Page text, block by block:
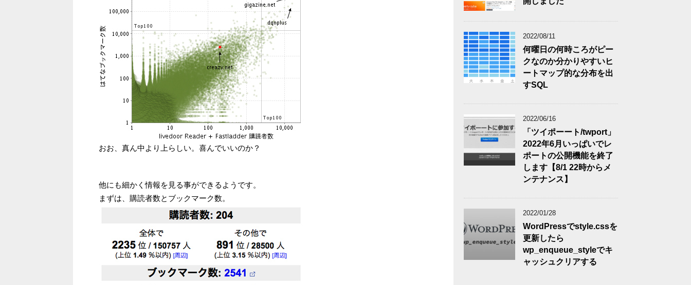
おお、真ん中より上らしい。喜んでいいのか？
他にも細かく情報を見る事ができるようです。
まずは、購読者数とブックマーク数。
2022/08/11
何曜日の何時ころがピー
クなのか分かりやすいヒ
ートマップ的な分布を出
すSQL
2022/06/16
「ツイポーート/twport」
2022年6月いっぱいでレ
ポートの公開機能を終了
します【8/1 22時からメ
ンテナンス】
2022/01/28
WordPressでstyle.cssを
更新したら
wp_enqueue_styleでキ
ャッシュクリアする